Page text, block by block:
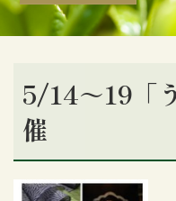
5/14～19「
催